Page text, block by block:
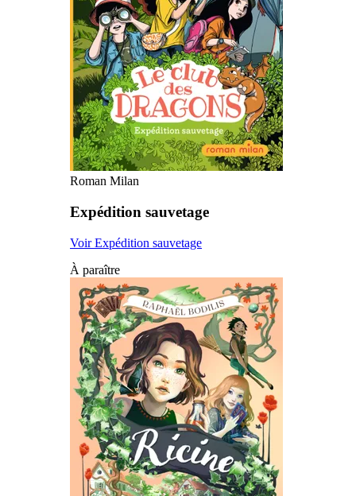
Roman Milan
Expédition sauvetage
Voir Expédition sauvetage
À paraître